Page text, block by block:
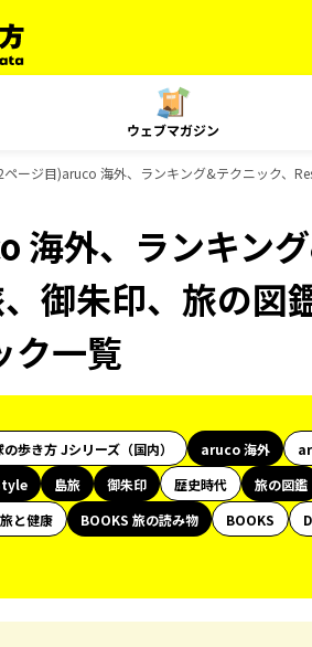
ウェブマガジン
ページ目)aruco 海外、ランキング&テクニック、
海外、ランキン
御朱印、旅の図
ク一覧
歩き方 Jシリーズ（国内） aruco 海外
島旅 御朱印 歴史時代 旅の図鑑
と健康 BOOKS 旅の読み物 BOOKS